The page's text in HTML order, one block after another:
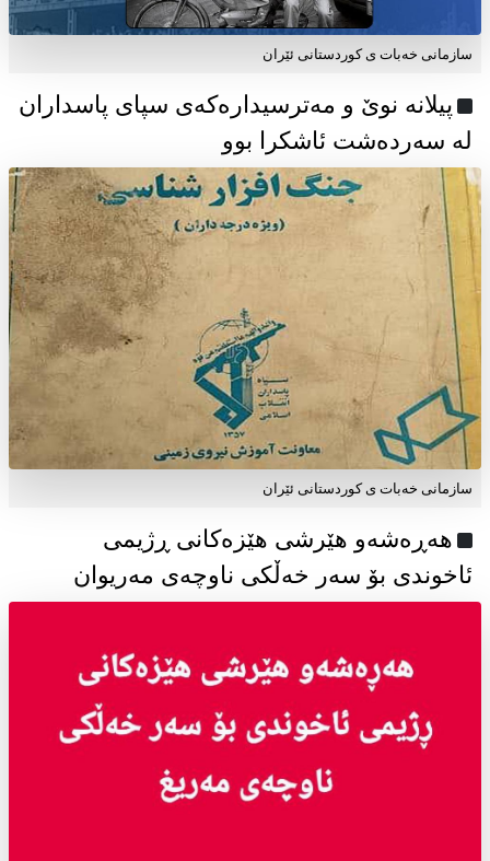
سازمانی خەبات ی كوردستانی ئێران
پیلانە نوێ و مەترسیدارەکەی سپای پاسداران
لە سەردەشت ئاشکرا بوو
سازمانی خەبات ی كوردستانی ئێران
هەڕەشەو هێرشی هێزەکانی ڕژیمی
ئاخوندی بۆ سەر خەڵکی ناوچەی مەریوان